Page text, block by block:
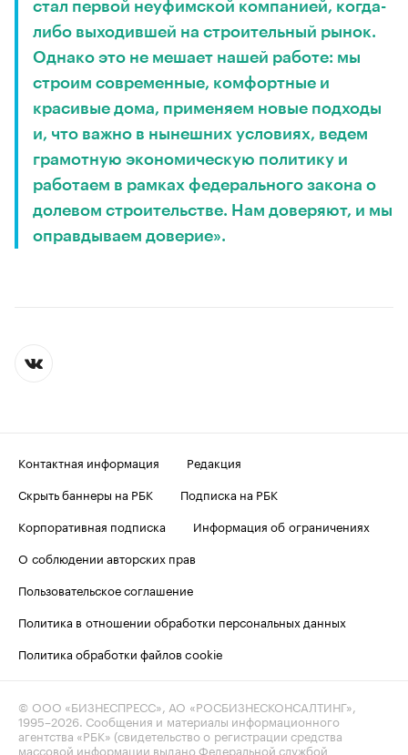
стал первой неуфимской компанией, когда-
либо выходившей на строительный рынок.
Однако это не мешает нашей работе: мы
строим современные, комфортные и
красивые дома, применяем новые подходы
и, что важно в нынешних условиях, ведем
грамотную экономическую политику и
работаем в рамках федерального закона о
долевом строительстве. Нам доверяют, и мы
оправдываем доверие».
Контактная информация
Редакция
Скрыть баннеры на РБК
Подписка на РБК
Корпоративная подписка
Информация об ограничениях
О соблюдении авторских прав
Пользовательское соглашение
Политика в отношении обработки персональных данных
Политика обработки файлов cookie
© ООО «БИЗНЕСПРЕСС», АО «РОСБИЗНЕСКОНСАЛТИНГ»,
1995–2026. Сообщения и материалы информационного
агентства «РБК» (свидетельство о регистрации средства
массовой информации выдано Федеральной службой